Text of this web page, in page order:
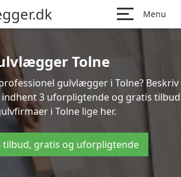
Menu
Tolne
gulvlægger i Tolne? Beskriv
3 uforpligtende og gratis tilbud
i Tolne lige her.
tilbud, gratis og uforpligtende